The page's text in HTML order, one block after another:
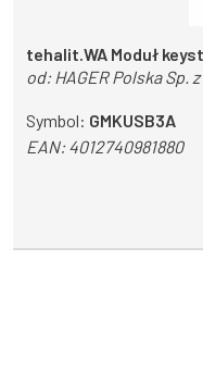
tehalit.WA Moduł
od: HAGER Polska Sp. z
Symbol: GMKUSB3A
EAN:4012740981880